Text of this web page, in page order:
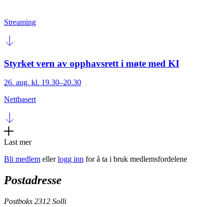
Streaming
Styrket vern av opphavsrett i møte med KI
26. aug. kl. 19.30–20.30
Nettbasert
Last mer
Bli medlem ellerlogg inn for å ta i bruk medlemsfordelene
Postadresse
Postboks 2312 Solli